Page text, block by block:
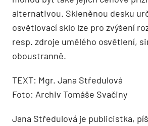
alternativou. Skleněnou desku
osvětlovací sklo lze pro zvýšení
resp. zdroje umělého osvětlení,
oboustranně.
TEXT: Mgr. Jana Středulová
Foto: Archiv Tomáše Svačiny
Jana Středulová je publicistka,